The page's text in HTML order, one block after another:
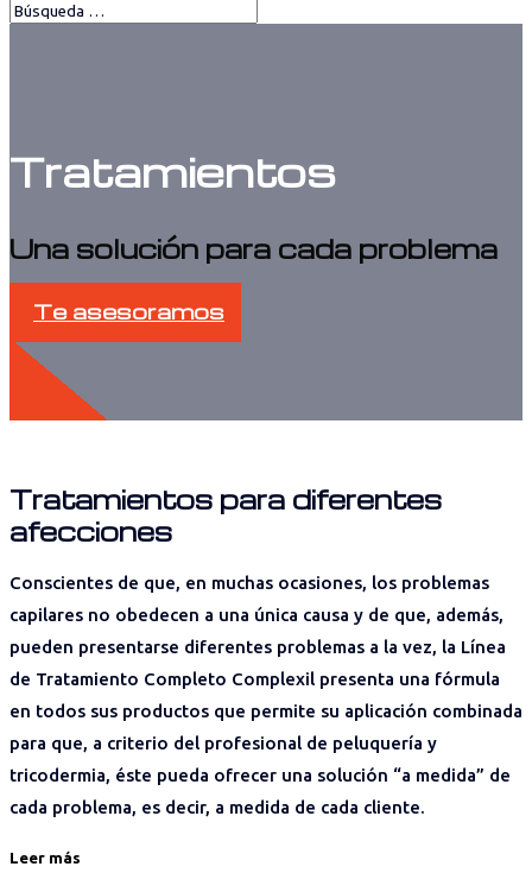
Tratamientos
Una solución para cada problema
Te asesoramos
Tratamientos para diferentes
afecciones
Conscientes de que, en muchas ocasiones, los problemas
capilares no obedecen a una única causa y de que, además,
pueden presentarse diferentes problemas a la vez, la Línea
de Tratamiento Completo Complexil presenta una fórmula
en todos sus productos que permite su aplicación combinada
para que, a criterio del profesional de peluquería y
tricodermia, éste pueda ofrecer una solución “a medida” de
cada problema, es decir, a medida de cada cliente.
Leer más